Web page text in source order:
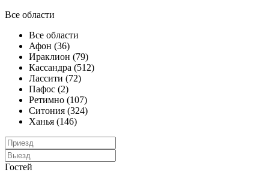
Все области
Все области
Афон (36)
Ираклион (79)
Кассандра (512)
Лассити (72)
Пафос (2)
Ретимно (107)
Ситония (324)
Ханья (146)
Гостей